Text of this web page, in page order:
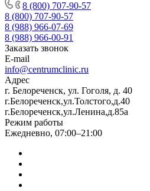
8 (800) 707-90-57
8 (800) 707-90-57
8 (988) 966-07-69
8 (988) 966-00-91
Заказать звонок
E-mail
info@centrumclinic.ru
Адрес
г. Белореченск, ул. Гоголя, д. 40
г.Белореченск,ул.Толстого,д.40
г.Белореченск,ул.Ленина,д.85а
Режим работы
Ежедневно, 07:00–21:00